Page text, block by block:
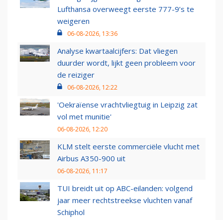
Lufthansa overweegt eerste 777-9’s te
weigeren
06-08-2026, 13:36
Analyse kwartaalcijfers: Dat vliegen
duurder wordt, lijkt geen probleem voor
de reiziger
06-08-2026, 12:22
'Oekraïense vrachtvliegtuig in Leipzig zat
vol met munitie'
06-08-2026, 12:20
KLM stelt eerste commerciële vlucht met
Airbus A350-900 uit
06-08-2026, 11:17
TUI breidt uit op ABC-eilanden: volgend
jaar meer rechtstreekse vluchten vanaf
Schiphol